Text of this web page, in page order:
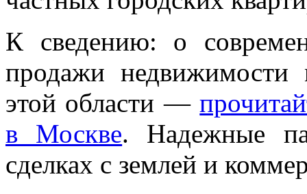
К сведению: о
продажи недвижимости
этой области —
в Москве. Надежные
сделках с землей и